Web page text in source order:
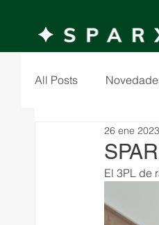
All Posts
26 ene 2023
El 3PL de